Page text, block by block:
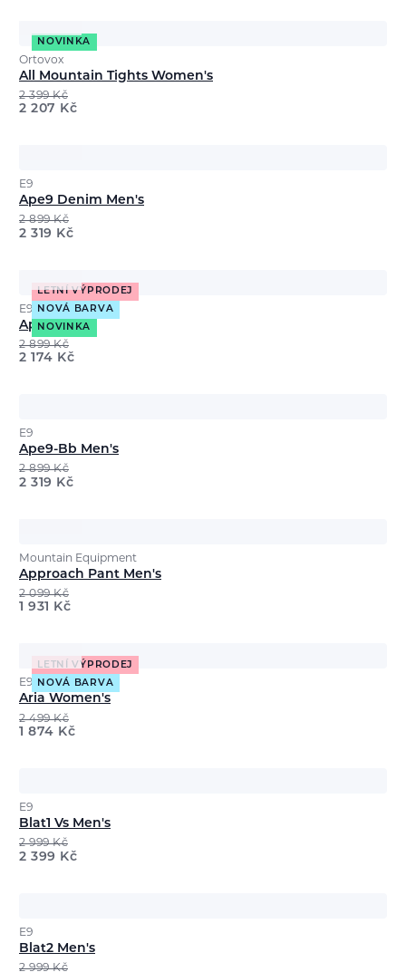
NOVINKA
Ortovox
All Mountain Tights Women's
2 399Kč
2 207 Kč
E9
Ape9 Denim Men's
2 899Kč
2 319 Kč
LETNÍ VÝPRODEJ
NOVÁ BARVA
NOVINKA
E9
Ape9 Men's
2 899Kč
2 174 Kč
E9
Ape9-Bb Men's
2 899Kč
2 319 Kč
Mountain Equipment
Approach Pant Men's
2 099Kč
1 931 Kč
LETNÍ VÝPRODEJ
NOVÁ BARVA
E9
Aria Women's
2 499Kč
1 874 Kč
E9
Blat1 Vs Men's
2 999Kč
2 399 Kč
E9
Blat2 Men's
2 999Kč